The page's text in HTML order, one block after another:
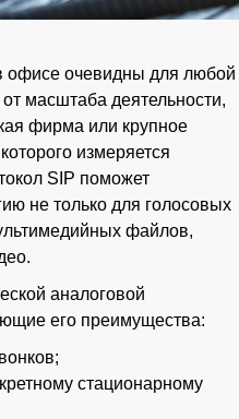
офисе очевидны для любой
масштаба деятельности,
фирма или крупное
измеряется
SIP поможет
не только для голосовых
файлов,
аналоговой
его преимущества:
стационарному